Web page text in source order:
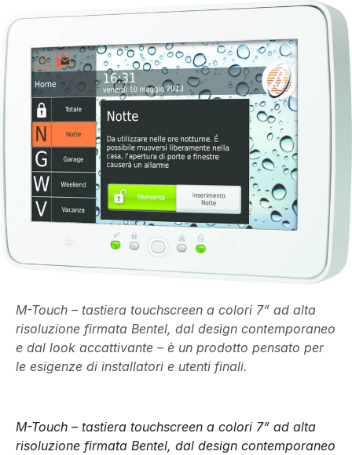
M-Touch – tastiera touchscreen a colori 7” ad alta
risoluzione firmata Bentel, dal design contemporaneo
e dal look accattivante – è un prodotto pensato per
le esigenze di installatori e utenti finali.
M-Touch – tastiera touchscreen a colori 7” ad alta
risoluzione firmata Bentel, dal design contemporaneo